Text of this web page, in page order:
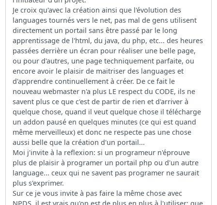
Je croix qu'avec la création ainsi que l'évolution des
languages tournés vers le net, pas mal de gens utilisent
directement un portail sans être passé par le long
apprentissage de l'html, du java, du php, etc... des heures
passées derrière un écran pour réaliser une belle page,
ou pour d'autres, une page techniquement parfaite, ou
encore avoir le plaisir de maitriser des languages et
d'apprendre continuellement à créer. De ce fait le
nouveau webmaster n'a plus LE respect du CODE, ils ne
savent plus ce que c'est de partir de rien et d'arriver à
quelque chose, quand il veut quelque chose il télécharge
un addon pausé en quelques minutes (ce qui est quand
même merveilleux) et donc ne respecte pas une chose
aussi belle que la création d'un portail...
Moi j'invite à la reflexion: si un programeur n'éprouve
plus de plaisir à programer un portail php ou d'un autre
language... ceux qui ne savent pas programer ne saurait
plus s'exprimer.
Sur ce je vous invite à pas faire la même chose avec